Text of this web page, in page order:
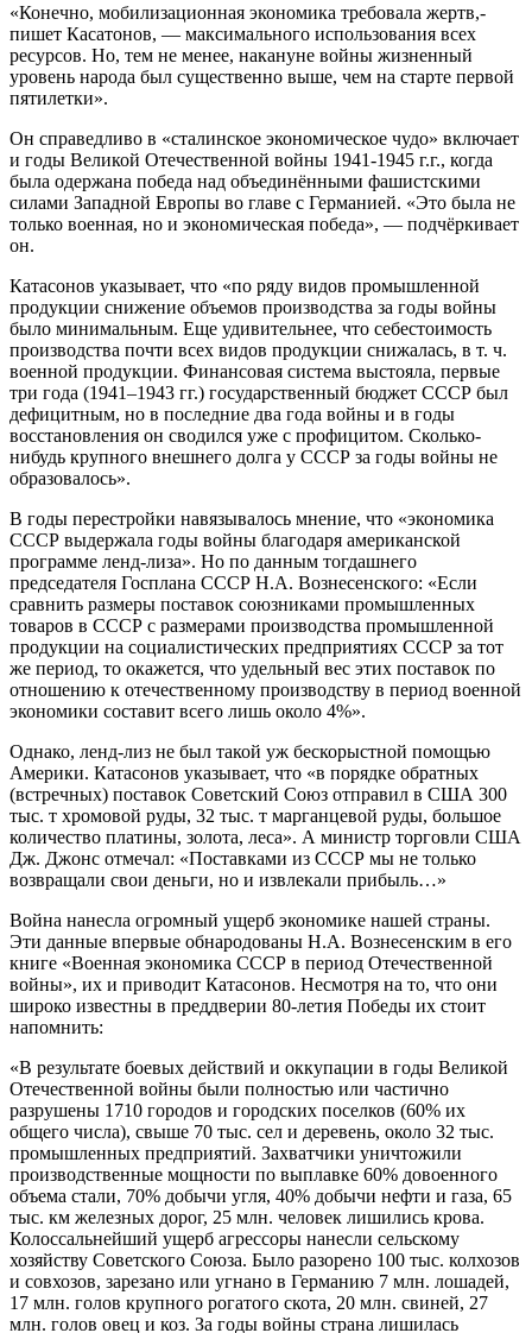
«Конечно, мобилизационная экономика требовала жертв,-
пишет Касатонов, — максимального использования всех
ресурсов. Но, тем не менее, накануне войны жизненный
уровень народа был существенно выше, чем на старте первой
пятилетки».
Он справедливо в «сталинское экономическое чудо» включает
и годы Великой Отечественной войны 1941-1945 г.г., когда
была одержана победа над объединёнными фашистскими
силами Западной Европы во главе с Германией. «Это была не
только военная, но и экономическая победа», — подчёркивает
он.
Катасонов указывает, что «по ряду видов промышленной
продукции снижение объемов производства за годы войны
было минимальным. Еще удивительнее, что себестоимость
производства почти всех видов продукции снижалась, в т. ч.
военной продукции. Финансовая система выстояла, первые
три года (1941–1943 гг.) государственный бюджет СССР был
дефицитным, но в последние два года войны и в годы
восстановления он сводился уже с профицитом. Сколько-
нибудь крупного внешнего долга у СССР за годы войны не
образовалось».
В годы перестройки навязывалось мнение, что «экономика
СССР выдержала годы войны благодаря американской
программе ленд-лиза». Но по данным тогдашнего
председателя Госплана СССР Н.А. Вознесенского: «Если
сравнить размеры поставок союзниками промышленных
товаров в СССР с размерами производства промышленной
продукции на социалистических предприятиях СССР за тот
же период, то окажется, что удельный вес этих поставок по
отношению к отечественному производству в период военной
экономики составит всего лишь около 4%».
Однако, ленд-лиз не был такой уж бескорыстной помощью
Америки. Катасонов указывает, что «в порядке обратных
(встречных) поставок Советский Союз отправил в США 300
тыс. т хромовой руды, 32 тыс. т марганцевой руды, большое
количество платины, золота, леса». А министр торговли США
Дж. Джонс отмечал: «Поставками из СССР мы не только
возвращали свои деньги, но и извлекали прибыль…»
Война нанесла огромный ущерб экономике нашей страны.
Эти данные впервые обнародованы Н.А. Вознесенским в его
книге «Военная экономика СССР в период Отечественной
войны», их и приводит Катасонов. Несмотря на то, что они
широко известны в преддверии 80-летия Победы их стоит
напомнить:
«В результате боевых действий и оккупации в годы Великой
Отечественной войны были полностью или частично
разрушены 1710 городов и городских поселков (60% их
общего числа), свыше 70 тыс. сел и деревень, около 32 тыс.
промышленных предприятий. Захватчики уничтожили
производственные мощности по выплавке 60% довоенного
объема стали, 70% добычи угля, 40% добычи нефти и газа, 65
тыс. км железных дорог, 25 млн. человек лишились крова.
Колоссальнейший ущерб агрессоры нанесли сельскому
хозяйству Советского Союза. Было разорено 100 тыс. колхозов
и совхозов, зарезано или угнано в Германию 7 млн. лошадей,
17 млн. голов крупного рогатого скота, 20 млн. свиней, 27
млн. голов овец и коз. За годы войны страна лишилась